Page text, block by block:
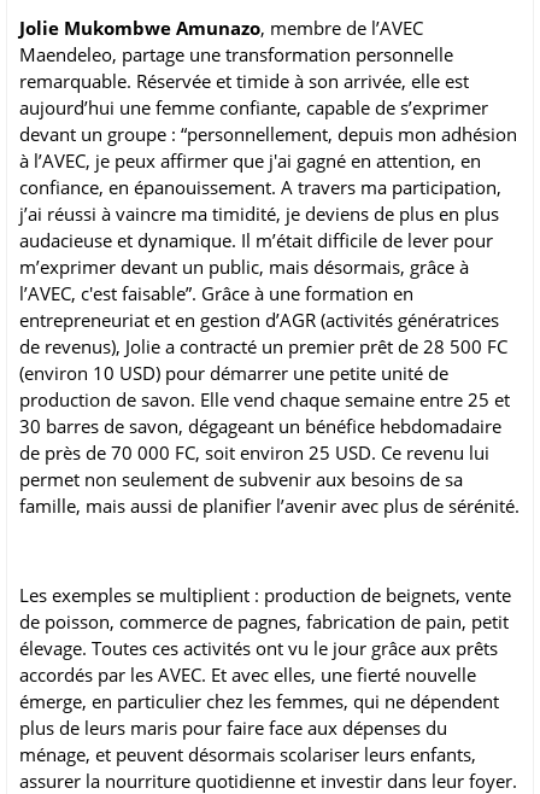
Jolie Mukombwe Amunazo, membre de l’AVEC
Maendeleo, partage une transformation personnelle
remarquable. Réservée et timide à son arrivée, elle est
aujourd’hui une femme confiante, capable de s’exprimer
devant un groupe : “personnellement, depuis mon adhésion
à l’AVEC, je peux affirmer que j'ai gagné en attention, en
confiance, en épanouissement. A travers ma participation,
j’ai réussi à vaincre ma timidité, je deviens de plus en plus
audacieuse et dynamique. Il m’était difficile de lever pour
m’exprimer devant un public, mais désormais, grâce à
l’AVEC, c'est faisable”. Grâce à une formation en
entrepreneuriat et en gestion d’AGR (activités génératrices
de revenus), Jolie a contracté un premier prêt de 28 500 FC
(environ 10 USD) pour démarrer une petite unité de
production de savon. Elle vend chaque semaine entre 25 et
30 barres de savon, dégageant un bénéfice hebdomadaire
de près de 70 000 FC, soit environ 25 USD. Ce revenu lui
permet non seulement de subvenir aux besoins de sa
famille, mais aussi de planifier l’avenir avec plus de sérénité.
Les exemples se multiplient : production de beignets, vente
de poisson, commerce de pagnes, fabrication de pain, petit
élevage. Toutes ces activités ont vu le jour grâce aux prêts
accordés par les AVEC. Et avec elles, une fierté nouvelle
émerge, en particulier chez les femmes, qui ne dépendent
plus de leurs maris pour faire face aux dépenses du
ménage, et peuvent désormais scolariser leurs enfants,
assurer la nourriture quotidienne et investir dans leur foyer.